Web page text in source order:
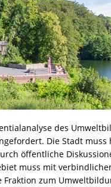
des
Die Stadt
öffentliche
muss mit
Fraktion zum